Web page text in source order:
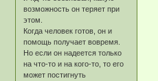
возможность он теряет при
этом.
Когда человек готов, он и
помощь получает вовремя.
Но если он надеется только
на что-то и на кого-то, то его
может постигнуть